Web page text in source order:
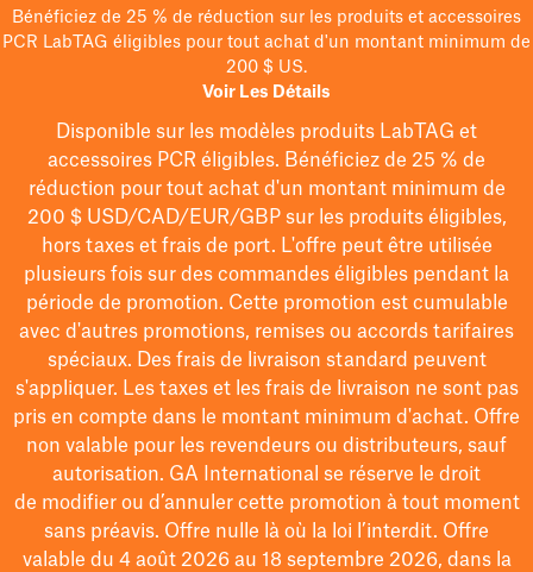
Bénéficiez de 25 % de réduction sur les produits et accessoires
PCR LabTAG éligibles pour tout achat d'un montant minimum de
200 $ US.
Voir Les Détails
Disponible sur les modèles produits LabTAG et
accessoires PCR éligibles. Bénéficiez de 25 % de
réduction pour tout achat d'un montant minimum de
200 $USD/CAD/EUR/GBPsur les produits éligibles,
hors taxes et frais de port. L'offre peut être utilisée
plusieurs fois sur des commandes éligibles pendant la
période de promotion. Cette promotion est cumulable
avec d'autres promotions, remises ou accords tarifaires
spéciaux. Des frais de livraison standard peuvent
s'appliquer. Les taxes et les frais de livraison ne sont pas
pris en compte dans le montant minimum d'achat. Offre
non valable pour les revendeurs ou distributeurs, sauf
autorisation. GA International se réserve le droit
de modifierou d’annuler cette promotion à tout moment
sans préavis. Offre nulle là où la loi l’interdit. Offre
valable du 4 août 2026 au 18 septembre 2026, dans la